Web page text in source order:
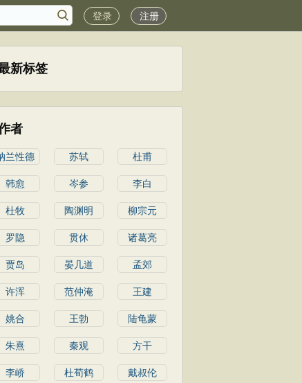
登录 注册
新标签
者
兰性德 苏轼 杜甫
韩愈 岑参 李白
杜牧 陶渊明 柳宗元
罗隐 贯休 诸葛亮
贾岛 晏几道 孟郊
许浑 范仲淹 王建
姚合 王勃 陆龟蒙
朱熹 秦观 方干
李峤 杜荀鹤 戴叔伦